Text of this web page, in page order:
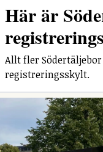
Här är
Allt fler
registreringsskylt.